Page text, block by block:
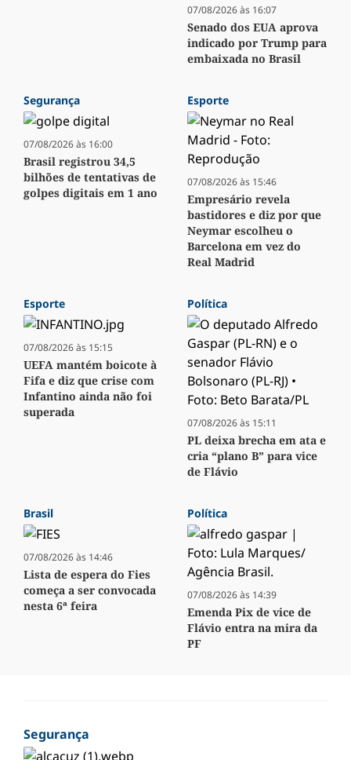
07/08/2026 às 16:07
Senado dos EUA aprova
indicado por Trump para
embaixada no Brasil
Segurança
07/08/2026 às 16:00
Brasil registrou 34,5
bilhões de tentativas de
golpes digitais em 1 ano
Esporte
07/08/2026 às 15:46
Empresário revela
bastidores e diz por que
Neymar escolheu o
Barcelona em vez do
Real Madrid
Esporte
07/08/2026 às 15:15
UEFA mantém boicote à
Fifa e diz que crise com
Infantino ainda não foi
superada
Política
07/08/2026 às 15:11
PL deixa brecha em ata e
cria “plano B” para vice
de Flávio
Brasil
07/08/2026 às 14:46
Lista de espera do Fies
começa a ser convocada
nesta 6ª feira
Política
07/08/2026 às 14:39
Emenda Pix de vice de
Flávio entra na mira da
PF
Segurança